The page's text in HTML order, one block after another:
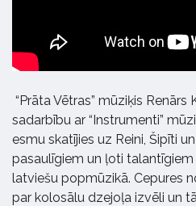
“Prāta Vētras” mūziķis
sadarbību ar “Instrumenti”
esmu skatījies uz Reini, Šipīti
pasaulīgiem un ļoti
latviešu popmūzikā. Cepures
par kolosālu dzejoļa izvēli un